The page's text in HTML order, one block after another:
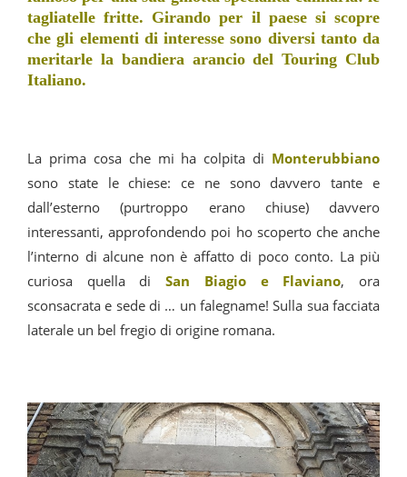
tagliatelle fritte. Girando per il paese si scopre
che gli elementi di interesse sono diversi tanto da
meritarle la bandiera arancio del Touring Club
Italiano.
La prima cosa che mi ha colpita di Monterubbiano
sono state le chiese: ce ne sono davvero tante e
dall’esterno (purtroppo erano chiuse) davvero
interessanti, approfondendo poi ho scoperto che anche
l’interno di alcune non è affatto di poco conto. La più
curiosa quella diSan Biagio e Flaviano, ora
sconsacrata e sede di … un falegname! Sulla sua facciata
laterale un bel fregio di origine romana.